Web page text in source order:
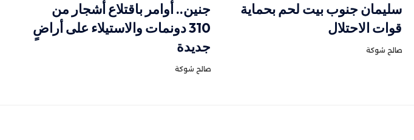
سليمان جنوب بيت لحم بحماية
قوات الاحتلال
صالح شوكة
جنين.. أوامر باقتلاع أشجار من
310 دونمات والاستيلاء على أراضٍ
جديدة
صالح شوكة